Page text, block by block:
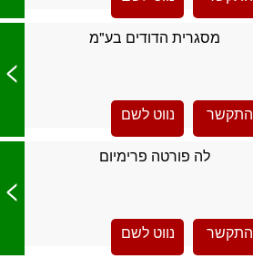
מסגרית הדודים בע"מ
התקשר נווט לשם
>
לה פורטה פרימיום
התקשר נווט לשם
>